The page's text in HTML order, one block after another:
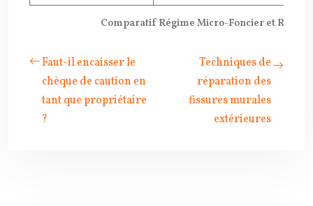
Comparatif Régime Micro-Foncier et
Faut-il encaisser le
chèque de caution en
tant que propriétaire
?
Techniques de
réparation des
fissures murales
extérieures